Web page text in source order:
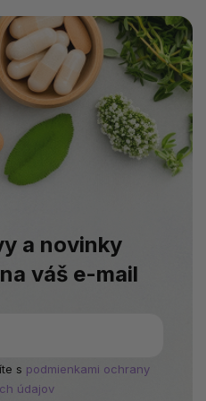
a novinky
váš e-mail
s podmienkami ochrany
údajov